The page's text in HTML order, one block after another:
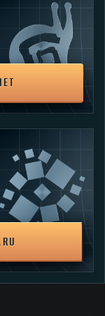
на
выглядел
на DX11
время
время
Kugelblitz.